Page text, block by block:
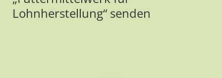
Lohnherstellung“ senden